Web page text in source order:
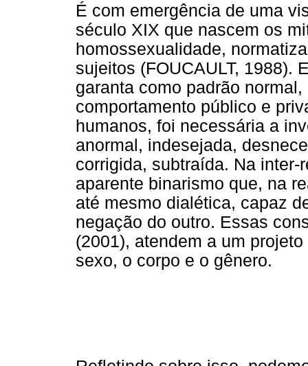
É com emergência de uma
século XIX que nascem os
homossexualidade,
sujeitos (FOUCAULT, 1988).
garanta como padrão
comportamento público e
humanos, foi necessária a
anormal, indesejada,
corrigida, subtraída. Na
aparente binarismo que, na
até mesmo dialética, capaz
negação do outro. Essas
(2001), atendem a um
sexo, o corpo e o gênero.